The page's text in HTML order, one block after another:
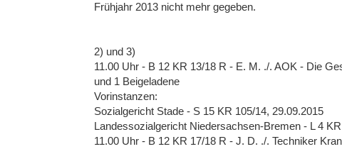
Frühjahr 2013 nicht mehr gegeben.
2) und 3)
11.00 Uhr - B 12 KR 13/18 R - E. M. ./. AOK - Die
und 1 Beigeladene
Vorinstanzen:
Sozialgericht Stade - S 15 KR 105/14, 29.09.2015
Landessozialgericht Niedersachsen-Bremen - L 4
11.00 Uhr - B 12 KR 17/18 R - J. D. ./. Techniker